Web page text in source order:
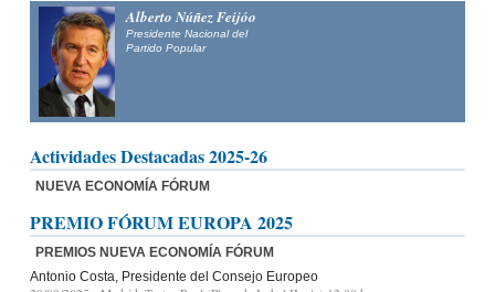
Alberto Núñez Feijóo
Presidente Nacional del
Partido Popular
Actividades Destacadas 2025-26
NUEVA ECONOMÍA FÓRUM
PREMIO FÓRUM EUROPA 2025
PREMIOS NUEVA ECONOMÍA FÓRUM
Antonio Costa, Presidente del Consejo Europeo